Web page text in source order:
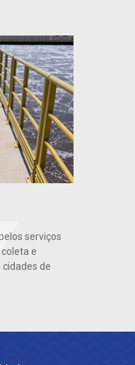
serviços
e
de